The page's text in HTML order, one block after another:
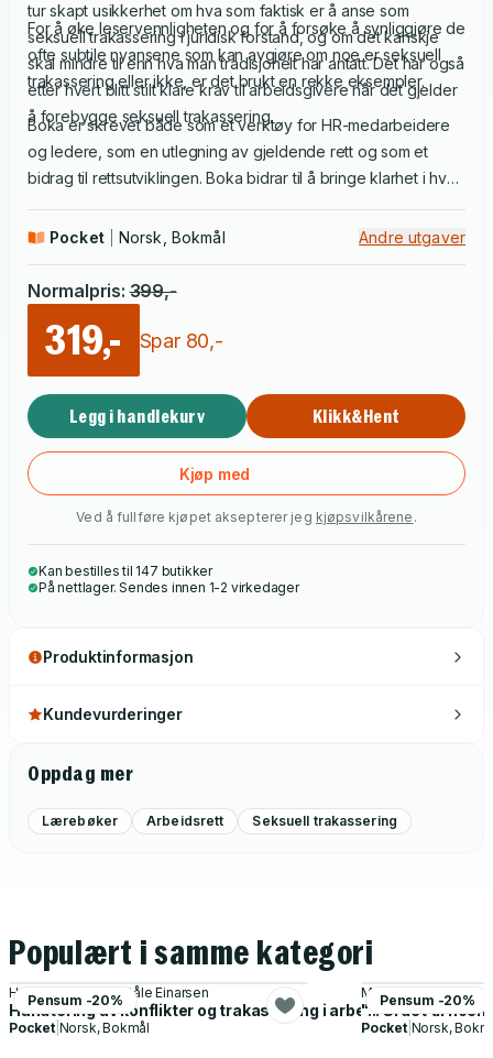
tur skapt usikkerhet om hva som faktisk er å anse som
seksuell trakassering i juridisk forstand, og om det kanskje
skal mindre til enn hva man tradisjonelt har antatt. Det har også
etter hvert blitt stilt klare krav til arbeidsgivere når det gjelder
å forebygge seksuell trakassering.
For å øke leservennligheten og for å forsøke å synliggjøre de
ofte subtile nyansene som kan avgjøre om noe er seksuell
trakassering eller ikke, er det brukt en rekke eksempler.
Boka er skrevet både som et verktøy for HR-medarbeidere
og ledere, som en utlegning av gjeldende rett og som et
bidrag til rettsutviklingen. Boka bidrar til å bringe klarhet i hva
Pocket
Norsk, Bokmål Andre utgaver
Normalpris: 399,-
319,- Spar 80,-
Legg i handlekurv Klikk&Hent
Kjøp med
Ved å fullføre kjøpet aksepterer jeg kjøpsvilkårene .
Kan bestilles til 147 butikker
På nettlager. Sendes innen 1-2 virkedager
Produktinformasjon
Kundevurderinger
Oppdag mer
Lærebøker Arbeidsrett Seksuell trakassering
Populært i samme kategori
Pensum -20%
Harald Pedersen, Ståle Einarsen
Håndtering av konflikter og trakassering i arbeidslivet - jus og
Pocket| Norsk, Bokmål
Pensum -20%
Margrete Wiede
"... Si det til
Pocket| Norsk,